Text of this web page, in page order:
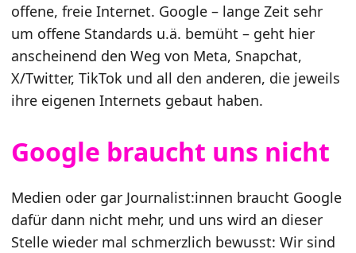
offene, freie Internet. Google – lange Zeit sehr
um offene Standards u.ä. bemüht – geht hier
anscheinend den Weg von Meta, Snapchat,
X/Twitter, TikTok und all den anderen, die jeweils
ihre eigenen Internets gebaut haben.
Google braucht uns nicht
Medien oder gar Journalist:innen braucht Google
dafür dann nicht mehr, und uns wird an dieser
Stelle wieder mal schmerzlich bewusst: Wir sind